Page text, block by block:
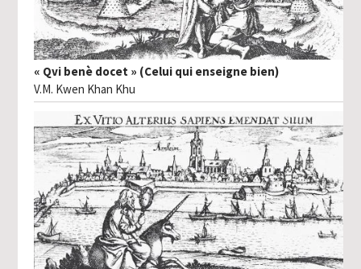
« Qvi benè docet » (Celui qui enseigne bien)
V.M. Kwen Khan Khu